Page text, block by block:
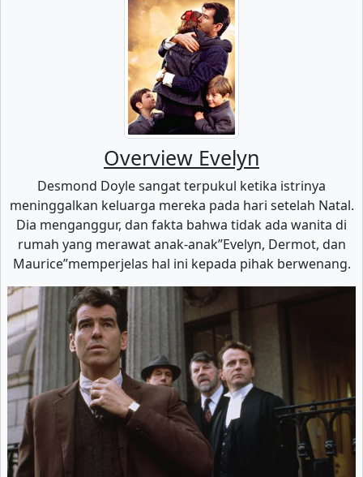
Overview Evelyn
Desmond Doyle sangat terpukul ketika istrinya
meninggalkan keluarga mereka pada hari setelah Natal.
Dia menganggur, dan fakta bahwa tidak ada wanita di
rumah yang merawat anak-anak”Evelyn, Dermot, dan
Maurice”memperjelas hal ini kepada pihak berwenang.